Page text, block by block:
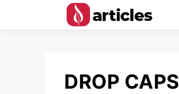
DROP CAPS